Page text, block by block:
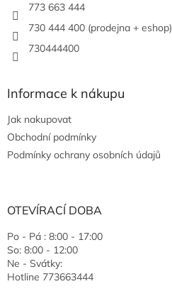
773 663 444
730 444 400 (prodejna + eshop)
730444400
Informace k nákupu
Jak nakupovat
Obchodní podmínky
Podmínky ochrany osobních údajů
OTEVÍRACÍ DOBA
Po - Pá : 8:00 - 17:00
So: 8:00 - 12:00
Ne - Svátky:
Hotline 773663444